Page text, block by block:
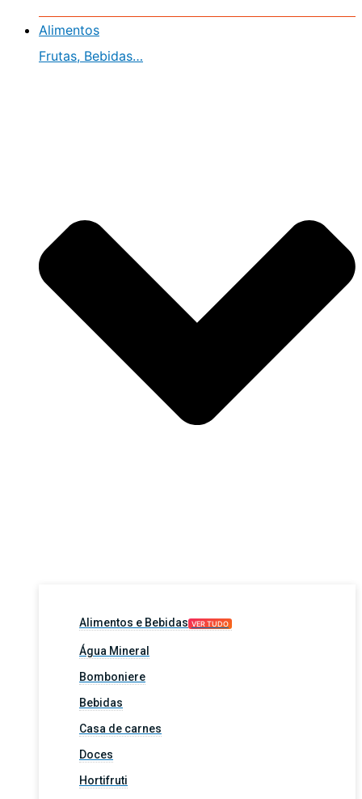
Alimentos
Frutas, Bebidas…
Alimentos e Bebidas VER TUDO
Água Mineral
Bomboniere
Bebidas
Casa de carnes
Doces
Hortifruti